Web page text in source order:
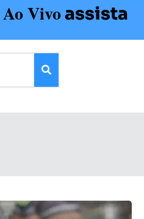
Ao Vivoassista